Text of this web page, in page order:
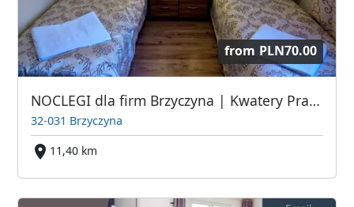
from PLN70.00
NOCLEGI dla firm Brzyczyna | Kwatery Pracownicze | Pokoje Gościnne | Kraków i Okolice
32-031 Brzyczyna
11,40 km